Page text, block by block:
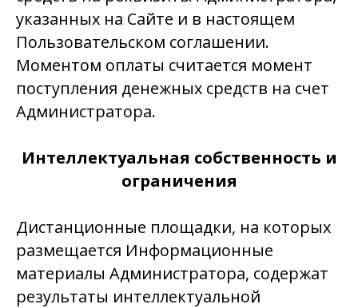
указанных на Сайте и в настоящем
Пользовательском соглашении.
Моментом оплаты считается момент
поступления денежных средств на счет
Администратора.
Интеллектуальная собственность и
ограничения
Дистанционные площадки, на которых
размещается Информационные
материалы Администратора, содержат
результаты интеллектуальной